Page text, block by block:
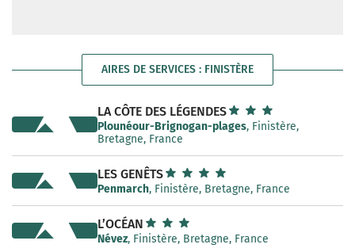
AIRES DE SERVICES : FINISTÈRE
LA CÔTE DES LÉGENDES
Plounéour-Brignogan-plages, Finistère,
Bretagne, France
LES GENÊTS
Penmarch, Finistère, Bretagne, France
L’OCÉAN
Névez, Finistère, Bretagne, France